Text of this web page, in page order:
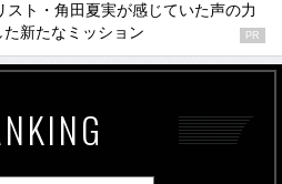
スト・角田夏実が感じていた声の力
た新たなミッション
PR